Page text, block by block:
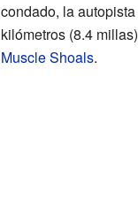
condado, la
kilómetros (8.4
Muscle Shoals.